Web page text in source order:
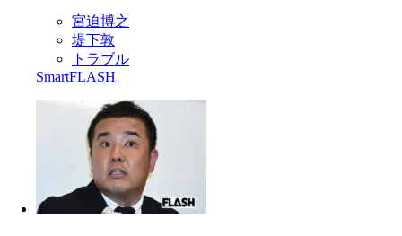
宮迫博之
堤下敦
トラブル
SmartFLASH